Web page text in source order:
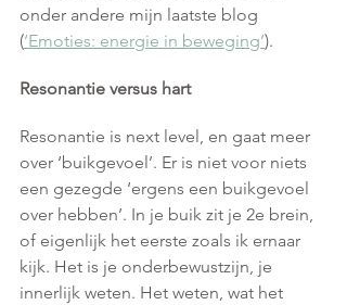
onder andere mijn laatste blog
(‘Emoties: energie in beweging’).
Resonantie versus hart
Resonantie is next level, en gaat meer
over ‘buikgevoel’. Er is niet voor niets
een gezegde ‘ergens een buikgevoel
over hebben’. In je buik zit je 2e brein,
of eigenlijk het eerste zoals ik ernaar
kijk. Het is je onderbewustzijn, je
innerlijk weten. Het weten, wat het